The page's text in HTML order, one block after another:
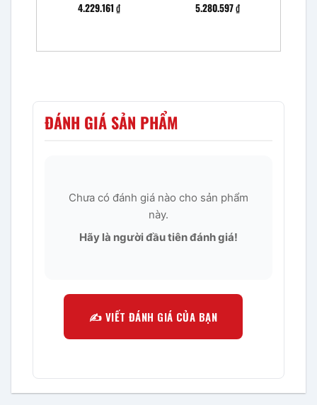
4.229.161 ₫
5.280.597₫
ĐÁNH GIÁ SẢN PHẨM
Chưa có đánh giá nào cho sản phẩm
này.
Hãy là người đầu tiên đánh giá!
✍️ VIẾT ĐÁNH GIÁ CỦA BẠN